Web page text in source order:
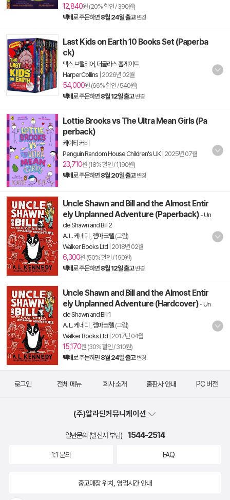
12,840원 (20% 할인 / 390원)
택배로 주문하면 8월 24일 출고 변경
Last Kids on Earth 10 Books Set (Paperba
ck)
맥스 브랠리어 더글라스 홀게이트
HarperCollins 2026년 02월
54,000원 (66% 할인 / 540원)
택배로 주문하면 8월 12일 출고 변경
Lottie Brooks vs The Ultra Mean Girls (Pa
perback)
케이티 커비
Penguin Random House Children's UK| 2025년 07월
23,710원 (18% 할인 / 1,190원)
택배로 주문하면 8월 20일 출고 변경
Uncle Shawn and Bill and the Almost Entir
ely Unplanned Adventure (Paperback) -Un
cle Shawn and Bill 2
A. L. 케네디 젬마 코렐 (그림)
Walker Books Ltd 2018년 02월
6,300원 (50% 할인 / 190원)
택배로 주문하면 8월 12일 출고 변경
Uncle Shawn and Bill and the Almost Entir
ely Unplanned Adventure (Hardcover) -Un
cle Shawn and Bill 1
A. L. 케네디 젬마 코렐 (그림)
Walker Books Ltd 2017년 04월
15,170원 (30% 할인 / 310원)
택배로 주문하면 8월 24일 출고 변경
로그인 전체 메뉴 회사 소개 출판사 안내 PC 버전
(주)알라딘커뮤니케이션
일반문의 (발신자 부담) 1544-2514
1:1 문의 FAQ
중고매장 위치, 영업시간 안내